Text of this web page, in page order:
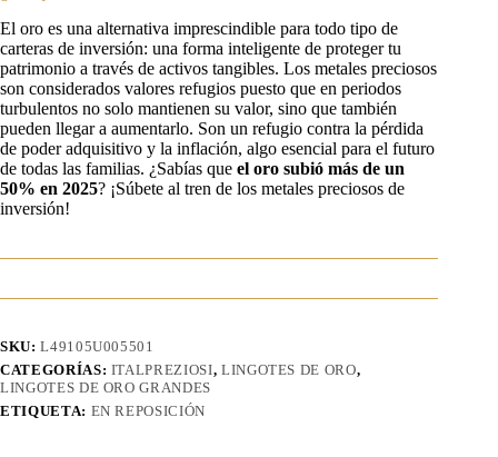
El oro es una alternativa imprescindible para todo tipo de
carteras de inversión: una forma inteligente de proteger tu
patrimonio a través de activos tangibles. Los metales preciosos
son considerados valores refugios puesto que en periodos
turbulentos no solo mantienen su valor, sino que también
pueden llegar a aumentarlo. Son un refugio contra la pérdida
de poder adquisitivo y la inflación, algo esencial para el futuro
de todas las familias. ¿Sabías que el oro subió más de un
50% en 2025? ¡Súbete al tren de los metales preciosos de
inversión!
SKU:L49105U005501
CATEGORÍAS: ITALPREZIOSI, LINGOTES DE ORO,
LINGOTES DE ORO GRANDES
ETIQUETA: EN REPOSICIÓN